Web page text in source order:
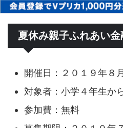
夏休み親子ふれあい
開催日：２０１９年８
対象者：小学４年生か
参加費：無料